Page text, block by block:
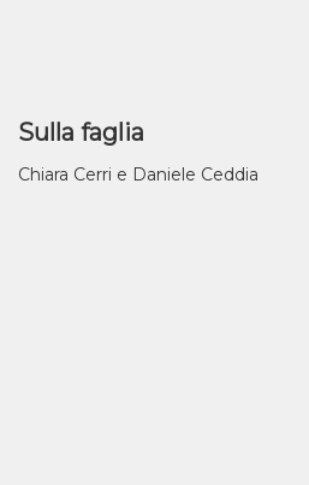
Sulla faglia
Chiara Cerri e Daniele Ceddia